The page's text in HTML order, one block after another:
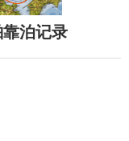
泊记录